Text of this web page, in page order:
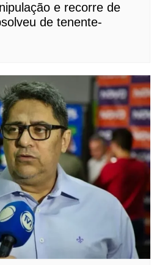
e recorre de
de tenente-